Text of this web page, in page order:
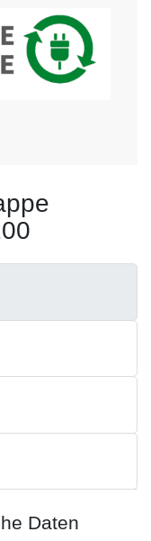
Daten